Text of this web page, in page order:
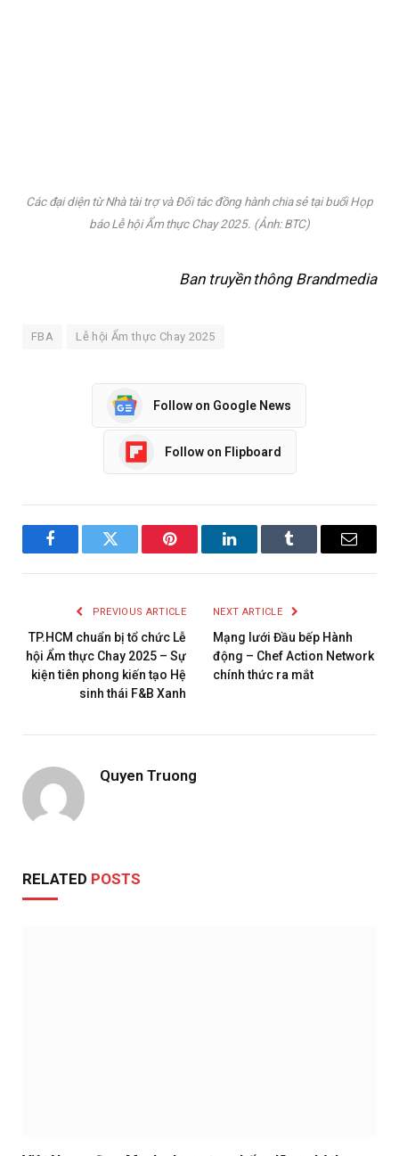
Các đại diện từ Nhà tài trợ và Đối tác đồng hành chia sẻ tại buổi Họp
báo Lễ hội Ẩm thực Chay 2025. (Ảnh: BTC)
Ban truyền thông Brandmedia
FBA Lễ hội Ẩm thực Chay 2025
Follow on Google News
Follow on Flipboard
FacebookTwitter Pinterest LinkedInTumblr Email
PREVIOUS ARTICLE
TP.HCM chuẩn bị tổ chức Lễ
hội Ẩm thực Chay 2025 – Sự
kiện tiên phong kiến tạo Hệ
sinh thái F&B Xanh
NEXT ARTICLE
Mạng lưới Đầu bếp Hành
động – Chef Action Network
chính thức ra mắt
Quyen Truong
RELATED POSTS